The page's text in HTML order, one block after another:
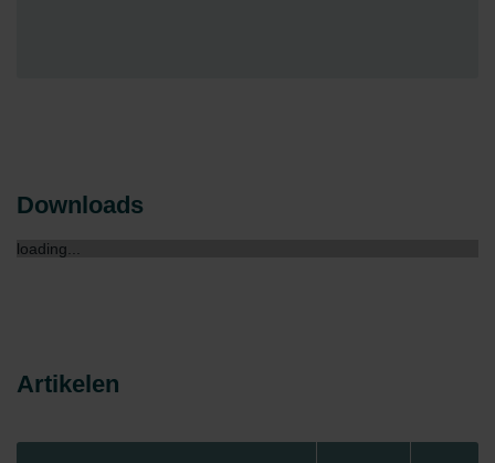
Downloads
loading...
Artikelen